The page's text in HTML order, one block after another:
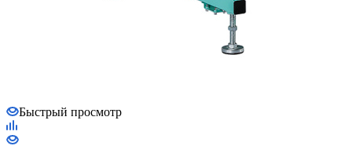
Быстрый просмотр